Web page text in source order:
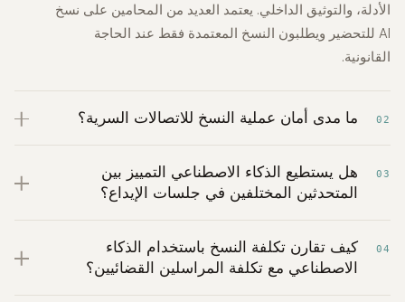
الأدلة، والتوثيق الداخلي. يعتمد العديد من المحامين على نسخ
AI للتحضير ويطلبون النسخ المعتمدة فقط عند الحاجة
القانونية.
02 ما مدى أمان عملية النسخ للاتصالات السرية؟
03
هل يستطيع الذكاء الاصطناعي التمييز بين
المتحدثين المختلفين في جلسات الإيداع؟
04
كيف تقارن تكلفة النسخ باستخدام الذكاء
الاصطناعي مع تكلفة المراسلين القضائيين؟